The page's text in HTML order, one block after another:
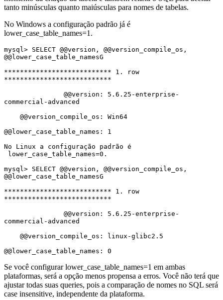
tanto minúsculas quanto maiúsculas para nomes de tabelas.
No Windows a configuração padrão já é
lower_case_table_names=1.
mysql> SELECT @@version, @@version_compile_os,
@@lower_case_table_namesG
*************************** 1. row
***************************
commercial-advanced
@@lower_case_table_names: 1
No Linux a configuração padrão é
lower_case_table_names=0.
mysql> SELECT @@version, @@version_compile_os,
@@lower_case_table_namesG
*************************** 1. row
***************************
commercial-advanced
@@lower_case_table_names: 0
Se você configurar lower_case_table_names=1 em ambas
plataformas, será a opção menos propensa a erros. Você não terá que
ajustar todas suas queries, pois a comparação de nomes no SQL será
case insensitive, independente da plataforma.